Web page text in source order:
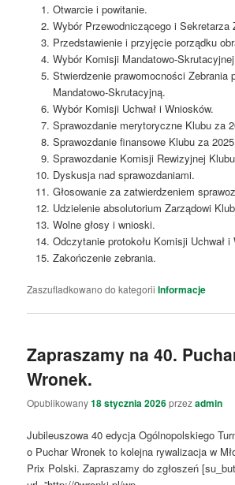
Otwarcie i powitanie.
Wybór Przewodniczącego i Sekretarza
Przedstawienie i przyjęcie porządku
Wybór Komisji Mandatowo-
Stwierdzenie prawomocności Zebrania
Mandatowo-Skrutacyjną.
Wybór Komisji Uchwał i Wniosków.
Sprawozdanie merytoryczne Klubu za
Sprawozdanie finansowe Klubu za
Sprawozdanie Komisji Rewizyjnej
Dyskusja nad sprawozdaniami.
Głosowanie za zatwierdzeniem
Udzielenie absolutorium Zarządowi
Wolne głosy i wnioski.
Odczytanie protokołu Komisji Uchwał i
Zakończenie zebrania.
Zaszufladkowano do kategorii Informacje
Zapraszamy na 40.
Wronek.
Opublikowany18 stycznia 2026przezadmin
Jubileuszowa 40 edycja Ogólnopolskiego
o Puchar Wronek to kolejna rywalizacja w
Prix Polski. Zapraszamy do zgłoszeń